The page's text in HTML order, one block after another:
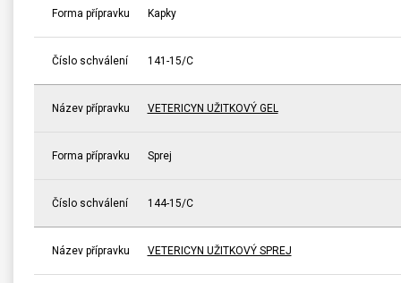
Forma přípravku Kapky
Číslo schválení 141-15/C
Název přípravku VETERICYN UŽITKOVÝ GEL
Forma přípravku Sprej
Číslo schválení 144-15/C
Název přípravku VETERICYN UŽITKOVÝ SPREJ